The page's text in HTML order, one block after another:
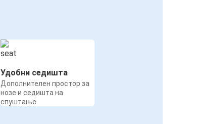
Удобни седишта
Дополнителен простор за
нозе и седишта на
спуштање